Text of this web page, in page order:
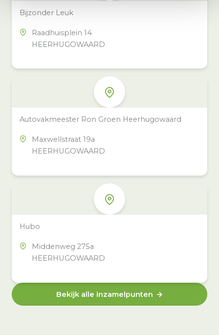
Bijzonder Leuk
Raadhuisplein 14
HEERHUGOWAARD
Autovakmeester Ron Groen Heerhugowaard
Maxwellstraat 19a
HEERHUGOWAARD
Hubo
Middenweg 275a
HEERHUGOWAARD
Bekijk alle inzamelpunten